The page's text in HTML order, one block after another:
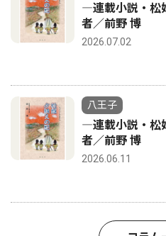
―連載小説・
者／前野 博
2026.07.02
八王子
―連載小説・
者／前野 博
2026.06.11